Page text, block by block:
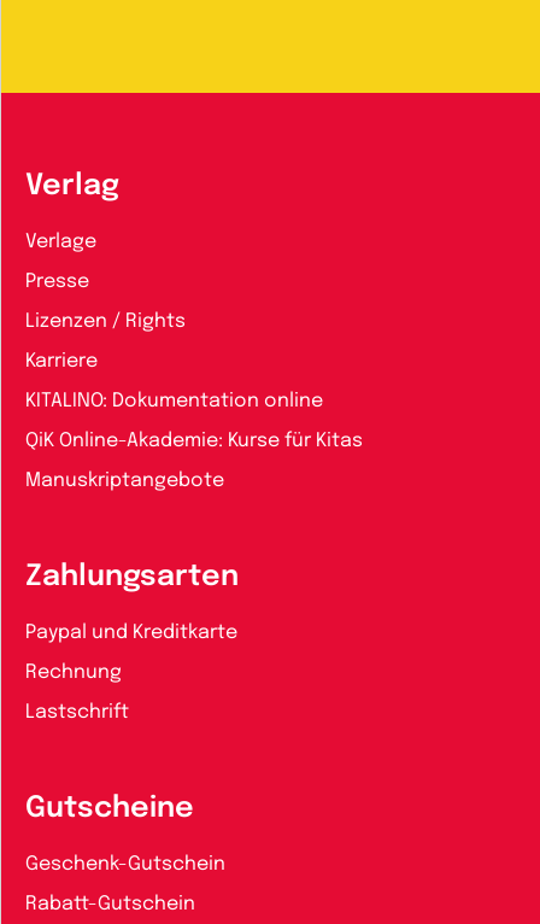
Verlag
Verlage
Presse
Lizenzen / Rights
Karriere
KITALINO: Dokumentation online
QiK Online-Akademie: Kurse für Kitas
Manuskriptangebote
Zahlungsarten
Paypal und Kreditkarte
Rechnung
Lastschrift
Gutscheine
Geschenk-Gutschein
Rabatt-Gutschein